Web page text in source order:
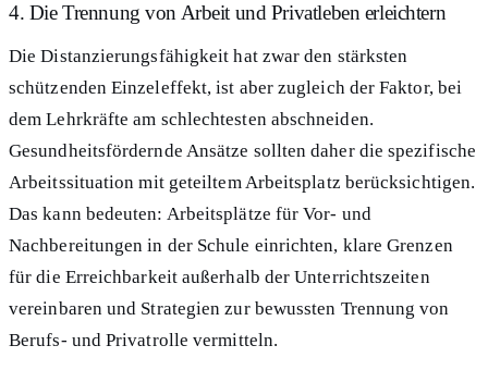
4. Die Trennung von Arbeit und Privatleben erleichtern
Die Distanzierungsfähigkeit hat zwar den stärksten
schützenden Einzeleffekt, ist aber zugleich der Faktor, bei
dem Lehrkräfte am schlechtesten abschneiden.
Gesundheitsfördernde Ansätze sollten daher die spezifische
Arbeitssituation mit geteiltem Arbeitsplatz berücksichtigen.
Das kann bedeuten: Arbeitsplätze für Vor- und
Nachbereitungen in der Schule einrichten, klare Grenzen
für die Erreichbarkeit außerhalb der Unterrichtszeiten
vereinbaren und Strategien zur bewussten Trennung von
Berufs- und Privatrolle vermitteln.